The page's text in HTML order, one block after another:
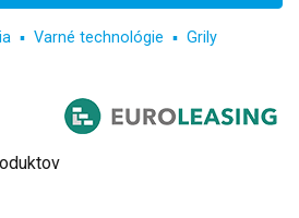
Varné technológie
Grily